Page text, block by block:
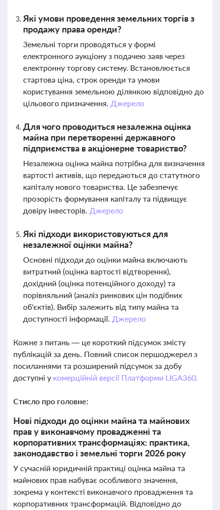
Які умови проведення земельних торгів з
продажу права оренди?
Земельні торги проводяться у формі
електронного аукціону з подачею заяв через
електронну торгову систему. Встановлюється
стартова ціна, строк оренди та умови
користування земельною ділянкою відповідно до
цільового призначення. Джерело
Для чого проводиться незалежна оцінка
майна при перетворенні державного
підприємства в акціонерне товариство?
Незалежна оцінка майна потрібна для визначення
вартості активів, що передаються до статутного
капіталу нового товариства. Це забезпечує
прозорість формування капіталу та підвищує
довіру інвесторів. Джерело
Які підходи використовуються для
незалежної оцінки майна?
Основні підходи до оцінки майна включають
витратний (оцінка вартості відтворення),
дохідний (оцінка потенційного доходу) та
порівняльний (аналіз ринкових цін подібних
об'єктів). Вибір залежить від типу майна та
доступності інформації. Джерело
Кожне з питань — це короткий підсумок змісту
публікацій за день. Повний список першоджерел з
посиланнями та розширений підсумок за добу
доступні у комерційній версії Платформи LIGA360.
Стисло про головне:
Нові підходи до оцінки майна та майнових
прав у виконавчому провадженні та
корпоративних трансформаціях: практика,
законодавство і земельні торги 2026 року
У сучасній юридичній практиці оцінка майна та
майнових прав набуває особливого значення,
зокрема у контексті виконавчого провадження та
корпоративних трансформацій. Відповідно до